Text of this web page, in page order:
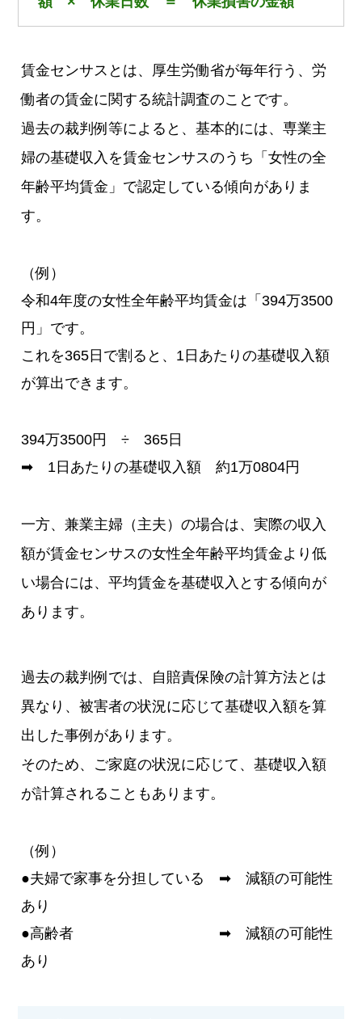
賃金センサスとは、厚生労働省が毎年行う、労
働者の賃金に関する統計調査のことです。
過去の裁判例等によると、基本的には、専業主
婦の基礎収入を賃金センサスのうち「女性の全
年齢平均賃金」で認定している傾向がありま
す。
（例）
令和4年度の女性全年齢平均賃金は「394万3500
円」です。
これを365日で割ると、1日あたりの基礎収入額
が算出できます。
394万3500円 ÷ 365日
➡ 1日あたりの基礎収入額 約1万0804円
一方、兼業主婦（主夫）の場合は、実際の収入
額が賃金センサスの女性全年齢平均賃金より低
い場合には、平均賃金を基礎収入とする傾向が
あります。
過去の裁判例では、自賠責保険の計算方法とは
異なり、被害者の状況に応じて基礎収入額を算
出した事例があります。
そのため、ご家庭の状況に応じて、基礎収入額
が計算されることもあります。
（例）
●夫婦で家事を分担している ➡ 減額の可能性
あり
●高齢者 ➡ 減額の可能性
あり